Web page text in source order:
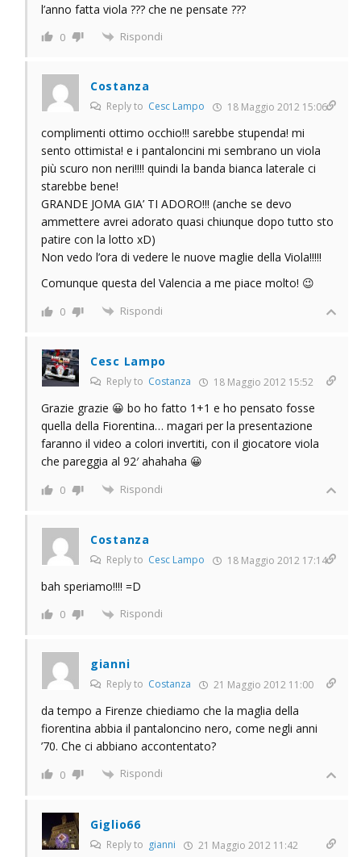
l’anno fatta viola ??? che ne pensate ???
0 Rispondi
Costanza
Reply to Cesc Lampo 18 Maggio 2012 15:06
complimenti ottimo occhio!!! sarebbe stupenda! mi
sento ottimista! e i pantaloncini mi sembrano un viola
più scuro non neri!!!! quindi la banda bianca laterale ci
starebbe bene!
GRANDE JOMA GIA’ TI ADORO!!! (anche se devo
ammettere avrei adorato quasi chiunque dopo tutto sto
patire con la lotto xD)
Non vedo l’ora di vedere le nuove maglie della Viola!!!!!
Comunque questa del Valencia a me piace molto! 😉
0 Rispondi
Cesc Lampo
Reply to Costanza 18 Maggio 2012 15:52
Grazie grazie 😀 bo ho fatto 1+1 e ho pensato fosse
quella della Fiorentina… magari per la presentazione
faranno il video a colori invertiti, con il giocatore viola
che pareggia al 92′ ahahaha 😀
0 Rispondi
Costanza
Reply to Cesc Lampo 18 Maggio 2012 17:14
bah speriamo!!!! =D
0 Rispondi
gianni
Reply to Costanza 21 Maggio 2012 11:00
da tempo a Firenze chiediamo che la maglia della
fiorentina abbia il pantaloncino nero, come negli anni
’70. Che ci abbiano accontentato?
0 Rispondi
Giglio66
Reply to gianni 21 Maggio 2012 11:42